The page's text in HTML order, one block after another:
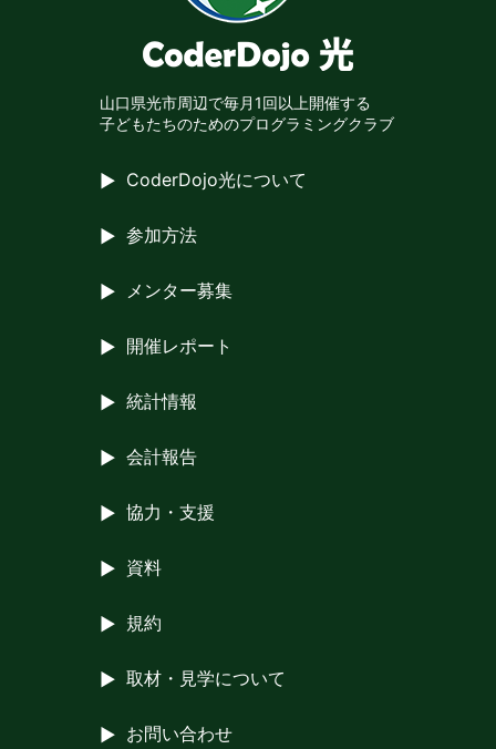
山口県光市周辺で毎月1回以上開催する
子どもたちのためのプログラミングクラブ
CoderDojo光について
参加方法
メンター募集
開催レポート
統計情報
会計報告
協力・支援
資料
規約
取材・見学について
お問い合わせ